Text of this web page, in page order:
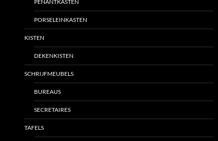
PENANTKASTEN
PORSELEINKASTEN
KISTEN
DEKENKISTEN
SCHRIJFMEUBELS
BUREAUS
SECRETAIRES
TAFELS